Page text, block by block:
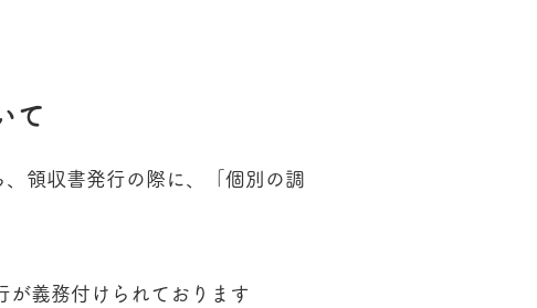
て​
領収書発行の際に、「個別の調
義務付けられております